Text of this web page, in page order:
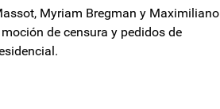
Myriam Bregman y Maximiliano
de censura y pedidos de